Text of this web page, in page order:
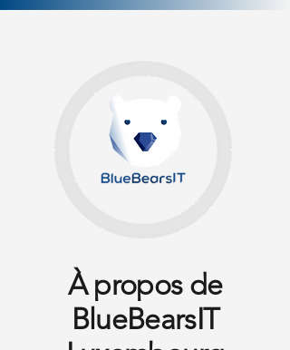
À propos de
BlueBearsIT